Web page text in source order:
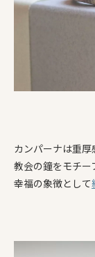
カンパーナは重厚
教会の鐘をモチー
幸福の象徴として